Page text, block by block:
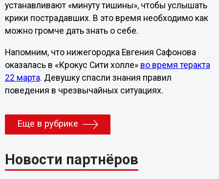
устанавливают «минуту тишины», чтобы услышать
крики пострадавших. В это время необходимо как
можно громче дать знать о себе.
Напомним, что нижегородка Евгения Сафонова
оказалась в «Крокус Сити холле» во время теракта
22 марта. Девушку спасли знания правил
поведения в чрезвычайных ситуациях.
Еще в рубрике
Новости партнёров